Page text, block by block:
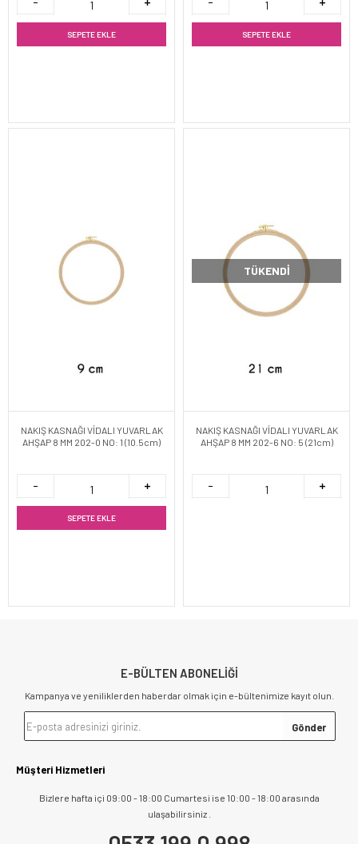
SEPETE EKLE SEPETE EKLE
NAKIŞ KASNAĞI VİDALI YUVARLAK
AHŞAP 8 MM 202-0 NO: 1 (10.5cm)
SEPETE EKLE
TÜKENDI
NAKIŞ KASNAĞI VİDALI YUVARLAK
AHŞAP 8 MM 202-6 NO: 5 (21cm)
E-BÜLTEN ABONELİĞİ
Kampanya ve yeniliklerden haberdar olmak için e-bültenimize kayıt olun.
Müşteri Hizmetleri
Bizlere hafta içi 09:00 - 18:00 Cumartesi ise 10:00 - 18:00 arasında
ulaşabilirsiniz .